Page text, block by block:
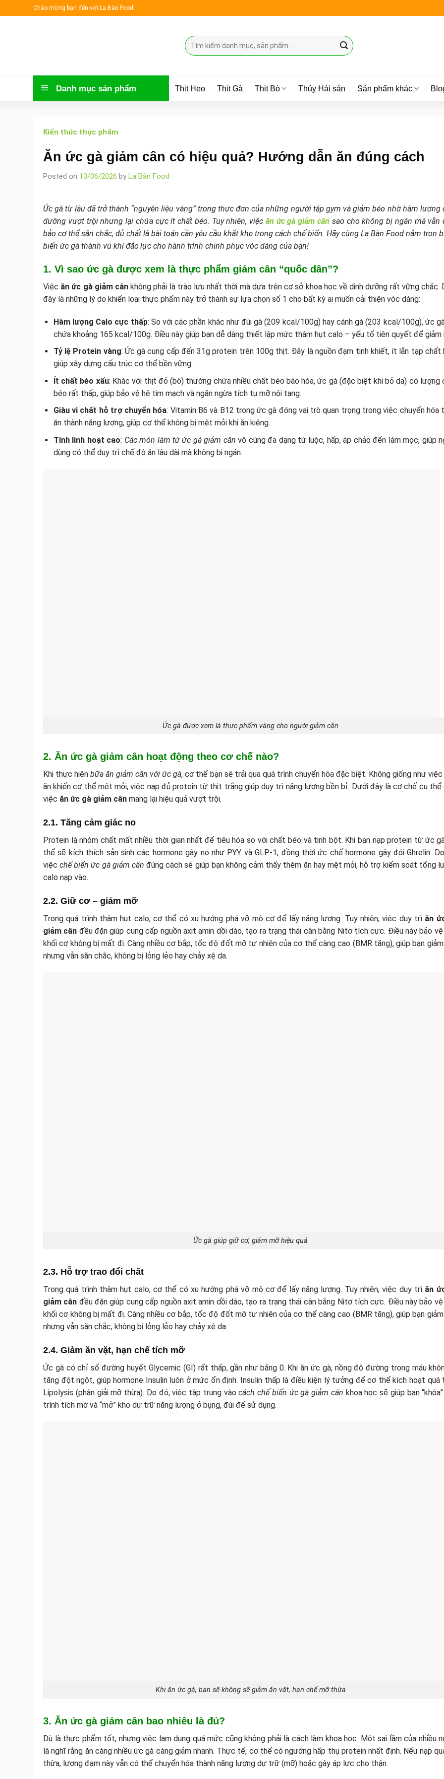
to
Chào mừng bạn đến vơi La Bàn Food!
Tìm
kiếm:
Danh mục sản phẩm Thịt Heo Thịt Gà Thịt Bò Thủy Hải sản Sản phẩm khác
Kiến thức thực phẩm
Ăn ức gà giảm cân có hiệu quả? Hướng dẫn ăn đúng cách
Posted on 10/06/2026 by La Bàn Food
Ức gà từ lâu đã trở thành “nguyên liệu vàng” trong thực đơn của những người tập gym và giảm béo nhờ hàm lượng
dưỡng vượt trội nhưng lại chứa cực ít chất béo. Tuy nhiên, việc ăn ức gà giảm cân sao cho không bị ngán mà vẫn
bảo cơ thể săn chắc, đủ chất là bài toán cần yêu cầu khắt khe trong cách chế biến. Hãy cùng La Bàn Food nắm trọn
biến ức gà thành vũ khí đắc lực cho hành trình chinh phục vóc dáng của bạn!
1. Vì sao ức gà được xem là thực phẩm giảm cân “quốc dân”?
Việc ăn ức gà giảm cân không phải là trào lưu nhất thời mà dựa trên cơ sở khoa học về dinh dưỡng rất vững chắc.
đây là những lý do khiến loại thực phẩm này trở thành sự lựa chọn số 1 cho bất kỳ ai muốn cải thiện vóc dáng:
Hàm lượng Calo cực thấp: So với các phần khác như đùi gà (209 kcal/100g) hay cánh gà (203 kcal/100g), ức
chứa khoảng 165 kcal/100g. Điều này giúp bạn dễ dàng thiết lập mức thâm hụt calo – yếu tố tiên quyết để giảm
Tỷ lệ Protein vàng: Ức gà cung cấp đến 31g protein trên 100g thịt. Đây là nguồn đạm tinh khiết, ít lẫn tạp chất
giúp xây dựng cấu trúc cơ thể bền vững.
Ít chất béo xấu: Khác với thịt đỏ (bò) thường chứa nhiều chất béo bão hòa, ức gà (đặc biệt khi bỏ da) có lượng
béo rất thấp, giúp bảo vệ hệ tim mạch và ngăn ngừa tích tụ mỡ nội tạng.
Giàu vi chất hỗ trợ chuyển hóa: Vitamin B6 và B12 trong ức gà đóng vai trò quan trọng trong việc chuyển hóa
ăn thành năng lượng, giúp cơ thể không bị mệt mỏi khi ăn kiêng.
Tính linh hoạt cao: Các món làm từ ức gà giảm cân vô cùng đa dạng từ luộc, hấp, áp chảo đến làm mọc, giúp
dùng có thể duy trì chế độ ăn lâu dài mà không bị ngán.
Ức gà được xem là thực phẩm vàng cho người giảm cân
2. Ăn ức gà giảm cân hoạt động theo cơ chế nào?
Khi thực hiệnbữa ăn giảm cân với ức gà, cơ thể bạn sẽ trải qua quá trình chuyển hóa đặc biệt. Không giống như việc
ăn khiến cơ thể mệt mỏi, việc nạp đủ protein từ thịt trắng giúp duy trì năng lượng bền bỉ. Dưới đây là cơ chế cụ thể
việc ăn ức gà giảm cân mang lại hiệu quả vượt trội.
2.1. Tăng cảm giác no
Protein là nhóm chất mất nhiều thời gian nhất để tiêu hóa so với chất béo và tinh bột. Khi bạn nạp protein từ ức
thể sẽ kích thích sản sinh các hormone gây no như PYY và GLP-1, đồng thời ức chế hormone gây đói Ghrelin.
việcchế biến ức gà giảm cân đúng cách sẽ giúp bạn không cảm thấy thèm ăn hay mệt mỏi, hỗ trợ kiểm soát tổng
calo nạp vào.
2.2. Giữ cơ – giảm mỡ
Trong quá trình thâm hụt calo, cơ thể có xu hướng phá vỡ mô cơ để lấy năng lượng. Tuy nhiên, việc duy trì ăn
giảm cân đều đặn giúp cung cấp nguồn axit amin dồi dào, tạo ra trạng thái cân bằng Nitơ tích cực. Điều này bảo
khối cơ không bị mất đi. Càng nhiều cơ bắp, tốc độ đốt mỡ tự nhiên của cơ thể càng cao (BMR tăng), giúp bạn
nhưng vẫn săn chắc, không bị lỏng lẻo hay chảy xệ da.
Ức gà giúp giữ cơ, giảm mỡ hiệu quả
2.3. Hỗ trợ trao đổi chất
Trong quá trình thâm hụt calo, cơ thể có xu hướng phá vỡ mô cơ để lấy năng lượng. Tuy nhiên, việc duy trì ăn
giảm cân đều đặn giúp cung cấp nguồn axit amin dồi dào, tạo ra trạng thái cân bằng Nitơ tích cực. Điều này bảo
khối cơ không bị mất đi. Càng nhiều cơ bắp, tốc độ đốt mỡ tự nhiên của cơ thể càng cao (BMR tăng), giúp bạn
nhưng vẫn săn chắc, không bị lỏng lẻo hay chảy xệ da.
2.4. Giảm ăn vặt, hạn chế tích mỡ
Ức gà có chỉ số đường huyết Glycemic (GI) rất thấp, gần như bằng 0. Khi ăn ức gà, nồng độ đường trong máu
tăng đột ngột, giúp hormone Insulin luôn ở mức ổn định. Insulin thấp là điều kiện lý tưởng để cơ thể kích hoạt quá
Lipolysis (phân giải mỡ thừa). Do đó, việc tập trung vàocách chế biến ức gà giảm cân khoa học sẽ giúp bạn
trình tích mỡ và “mở” kho dự trữ năng lượng ở bụng, đùi để sử dụng.
Khi ăn ức gà, bạn sẽ không sẽ giảm ăn vặt, hạn chế mỡ thừa
3. Ăn ức gà giảm cân bao nhiêu là đủ?
Dù là thực phẩm tốt, nhưng việc lạm dụng quá mức cũng không phải là cách làm khoa học. Một sai lầm của nhiều
là nghĩ rằng ăn càng nhiều ức gà càng giảm nhanh. Thực tế, cơ thể có ngưỡng hấp thụ protein nhất định. Nếu nạp
thừa, lượng đạm này vẫn có thể chuyển hóa thành năng lượng dự trữ (mỡ) hoặc gây áp lực cho thận.